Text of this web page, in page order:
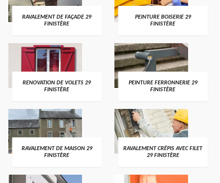
RAVALEMENT DE FAÇADE 29
FINISTÈRE
PEINTURE BOISERIE 29
FINISTÈRE
RENOVATION DE VOLETS 29
FINISTÈRE
PEINTURE FERRONNERIE 29
FINISTÈRE
RAVALEMENT DE MAISON 29
FINISTÈRE
RAVALEMENT CRÉPIS AVEC FILET
29 FINISTÈRE